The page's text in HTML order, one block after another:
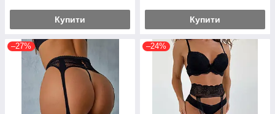
Купити Купити
–27% –24%